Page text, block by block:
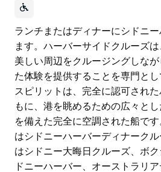
ランチまたはディナーにシドニ
ます。ハーバーサイドクルーズ
美しい周辺をクルージングしな
た体験を提供することを専門と
スピリットは、完全に認可され
もに、港を眺めるための広々と
を備えた完全に空調された船で
はシドニーハーバーディナーク
はシドニー大晦日クルーズ、ボ
ドニーハーバー、オーストラリ